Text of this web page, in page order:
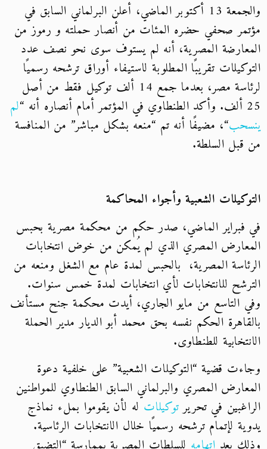
والجمعة 13 أكتوبر الماضي، أعلن البرلماني السابق في
مؤتمر صحفي حضره المئات من أنصار حملته و رموز من
المعارضة المصرية، أنه لم يستوف سوى نحو نصف عدد
التوكيلات تقريبًا المطلوبة لاستيفاء أوراق ترشحه رسميًا
لرئاسة مصر، بعدما جمع 14 ألف توكيل فقط من أصل
25 ألف. وأكد الطنطاوي في المؤتمر أمام أنصاره أنه “
لم
ينسحب“، مضيفًا أنه تم “منعه بشكل مباشر” من المنافسة
من قبل السلطة.
التوكيلات الشعبية وأجواء المحاكمة
في فبراير الماضي، صدر حكم من محكمة مصرية بحبس
المعارض المصري الذي لم يُمكن من خوض انتخابات
الرئاسة المصرية، بالحبس لمدة عام مع الشغل ومنعه من
الترشح للانتخابات لأي انتخابات لمدة خمس سنوات.
وفي التاسع من مايو الجاري، أيدت محكمة جنح مستأنف
بالقاهرة الحكم نفسه بحق محمد أبو الديار مدير الحملة
الانتخابية للطنطاوى.
وجاءت قضية “التوكيلات الشعبية” على خلفية دعوة
المعارض المصري والبرلماني السابق الطنطاوي للمواطنين
الراغبين في تحريرتوكيلات له لأن يقوموا بملء نماذج
يدوية لإتمام ترشحه رسميًا خلال الانتخابات الرئاسية.